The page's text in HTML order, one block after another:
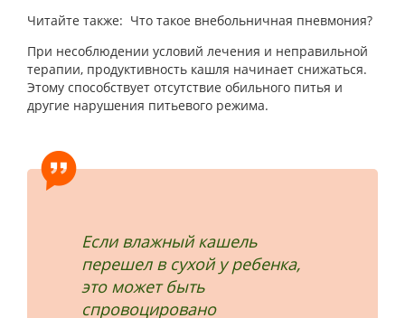
Читайте также: Что такое внебольничная пневмония?
При несоблюдении условий лечения и неправильной
терапии, продуктивность кашля начинает снижаться.
Этому способствует отсутствие обильного питья и
другие нарушения питьевого режима.
Если влажный кашель
перешел в сухой у ребенка,
это может быть
спровоцировано